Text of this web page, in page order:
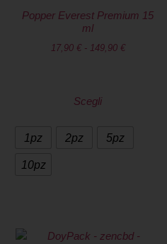
Popper Everest Premium 15
ml
17,90 € - 149,90 €
Scegli
1pz 2pz 5pz
10pz